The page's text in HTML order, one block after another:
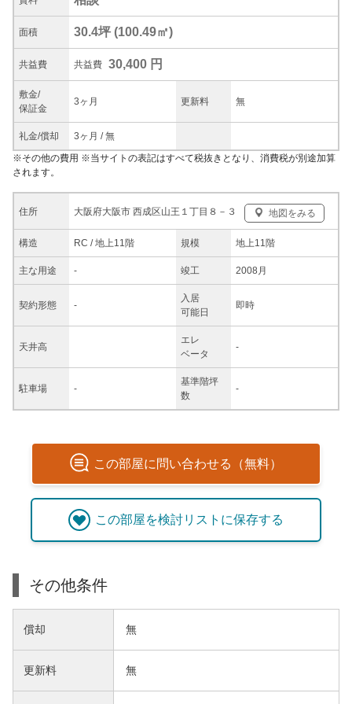
面積 30.4坪 (100.49㎡)
共益費 共益費 30,400 円
敷金/
保証金
3ヶ月 更新料 無
礼金/償却 3ヶ月 /無
住所 大阪府大阪市 西成区山王１丁目８－３ 地図をみる
構造 RC / 地上11階 規模 地上11階
主な用途 - 竣工 2008月
契約形態 -
入居
可能日
即時
天井高
エレ
ベータ
-
駐車場 -
基準階坪
数
-
※その他の費用 ※当サイトの表記はすべて税抜きとなり、消費税が別途加算
されます。
この部屋に問い合わせる（無料）
この部屋を検討リストに保存する
その他条件
償却 無
更新料 無